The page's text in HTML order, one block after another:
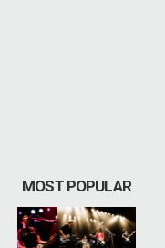
MOST POPULAR